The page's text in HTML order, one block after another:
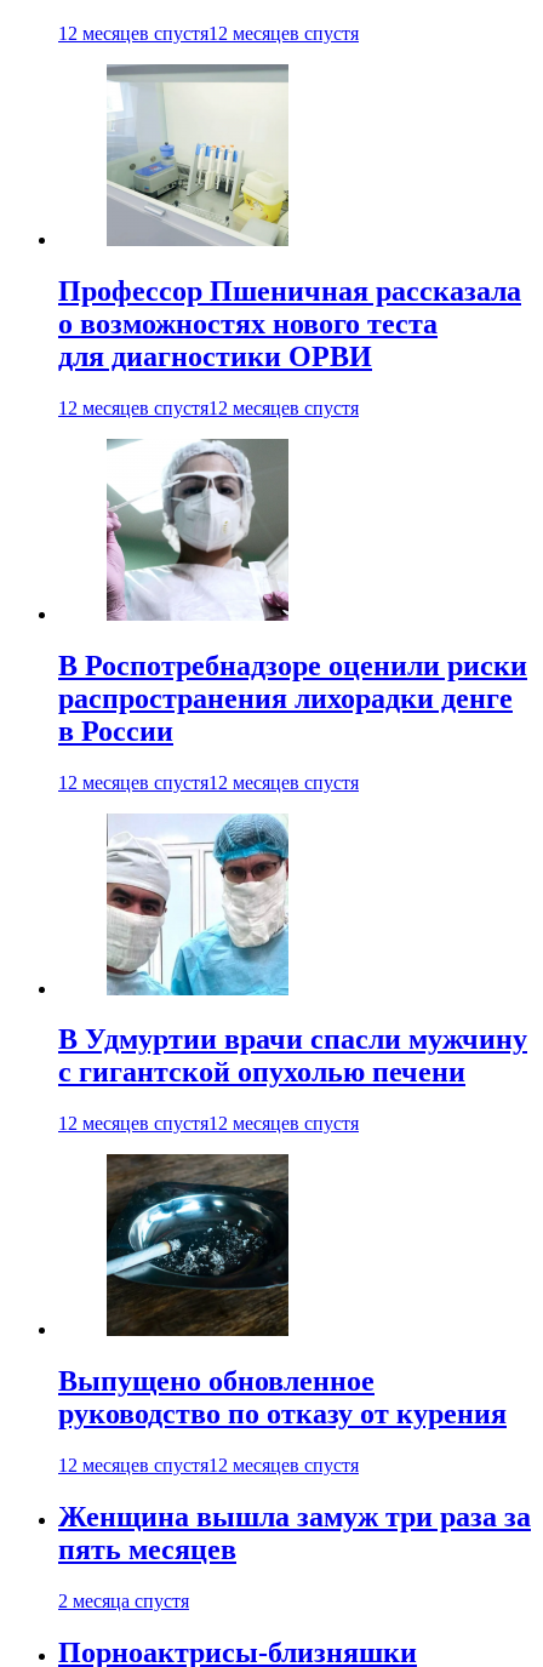
12 месяцев спустя12 месяцев спустя
Профессор Пшеничная рассказала
о возможностях нового теста
для диагностики ОРВИ
12 месяцев спустя12 месяцев спустя
В Роспотребнадзоре оценили риски
распространения лихорадки денге
в России
12 месяцев спустя12 месяцев спустя
В Удмуртии врачи спасли мужчину
с гигантской опухолью печени
12 месяцев спустя12 месяцев спустя
Выпущено обновленное
руководство по отказу от курения
12 месяцев спустя12 месяцев спустя
Женщина вышла замуж три раза за
пять месяцев
2 месяца спустя
Порноактрисы-близняшки